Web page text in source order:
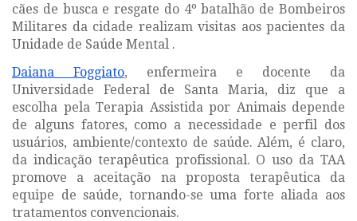
cães de busca e resgate do 4º batalhão de Bombeiros
Militares da cidade realizam visitas aos pacientes da
Unidade de Saúde Mental .
Daiana Foggiato, enfermeira e docente da
Universidade Federal de Santa Maria, diz que a
escolha pela Terapia Assistida por Animais depende
de alguns fatores, como a necessidade e perfil dos
usuários, ambiente/contexto de saúde. Além, é claro,
da indicação terapêutica profissional. O uso da TAA
promove a aceitação na proposta terapêutica da
equipe de saúde, tornando-se uma forte aliada aos
tratamentos convencionais.